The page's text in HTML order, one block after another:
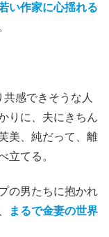
い作家に心揺れる
感できそうな人
りに、夫にきちん
美、純だって、離
立てる。
の男たちに抱かれ
まるで金妻の世界